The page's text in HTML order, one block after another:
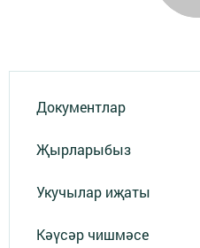
Документлар
Җырларыбыз
Укучылар иҗаты
Кәүсәр чишмәсе